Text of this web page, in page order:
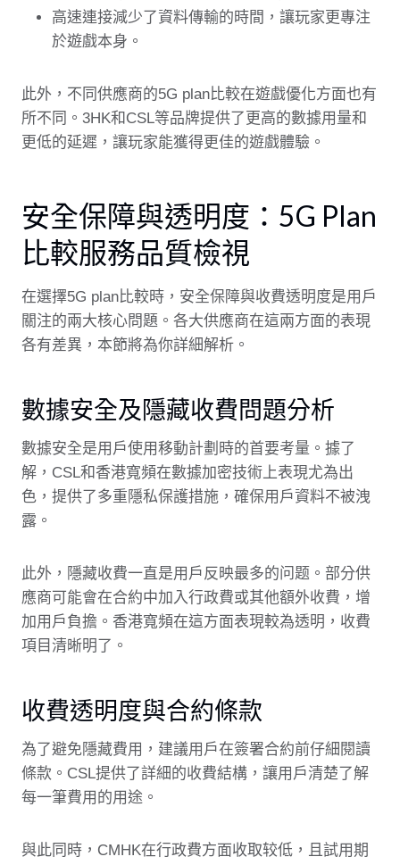
高速連接減少了資料傳輸的時間，讓玩家更專注
於遊戲本身。
此外，不同供應商的5G plan比較在遊戲優化方面也有
所不同。3HK和CSL等品牌提供了更高的數據用量和
更低的延遲，讓玩家能獲得更佳的遊戲體驗。
安全保障與透明度：5G Plan
比較服務品質檢視
在選擇5G plan比較時，安全保障與收費透明度是用戶
關注的兩大核心問題。各大供應商在這兩方面的表現
各有差異，本節將為你詳細解析。
數據安全及隱藏收費問題分析
數據安全是用戶使用移動計劃時的首要考量。據了
解，CSL和香港寬頻在數據加密技術上表現尤為出
色，提供了多重隱私保護措施，確保用戶資料不被洩
露。
此外，隱藏收費一直是用戶反映最多的问题。部分供
應商可能會在合約中加入行政費或其他額外收費，增
加用戶負擔。香港寬頻在這方面表現較為透明，收費
項目清晰明了。
收費透明度與合約條款
為了避免隱藏費用，建議用戶在簽署合約前仔細閱讀
條款。CSL提供了詳細的收費結構，讓用戶清楚了解
每一筆費用的用途。
與此同時，CMHK在行政費方面收取较低，且試用期